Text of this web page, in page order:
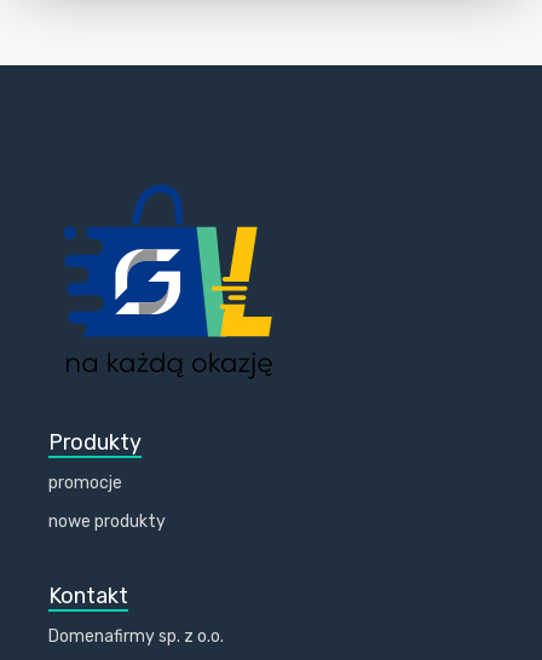
Produkty
promocje
nowe produkty
Kontakt
Domenafirmy sp. z o.o.